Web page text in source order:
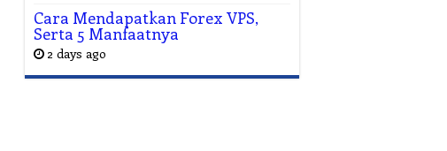
Cara Mendapatkan Forex VPS,
Serta 5 Manfaatnya
2 days ago